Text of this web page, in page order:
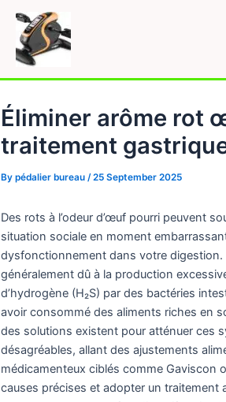
content
Éliminer arôme rot
traitement
By pédalier bureau /25 September 2025
Des rots à l’odeur d’œuf pourri peuvent
situation sociale en moment
dysfonctionnement dans votre digestion.
généralement dû à la production
d’hydrogène (H₂S) par des bactéries
avoir consommé des aliments riches en
des solutions existent pour atténuer ces
désagréables, allant des ajustements
médicamenteux ciblés comme Gaviscon
causes précises et adopter un traitement